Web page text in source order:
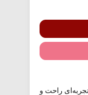
راحت و